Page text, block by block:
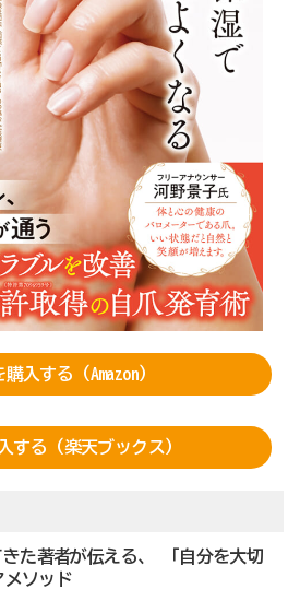
入する（Amazon）
する（楽天ブックス）
た著者が伝える、 「自分を大切
メソッド